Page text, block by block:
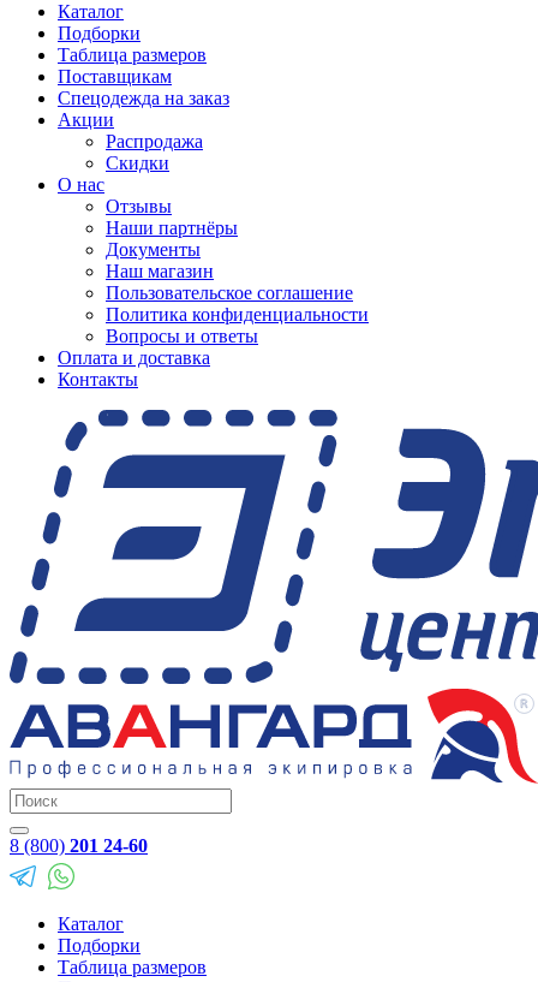
Каталог
Подборки
Таблица размеров
Поставщикам
Спецодежда на заказ
Акции
Распродажа
Скидки
О нас
Отзывы
Наши партнёры
Документы
Наш магазин
Пользовательское соглашение
Политика конфиденциальности
Вопросы и ответы
Оплата и доставка
Контакты
8 (800) 201 24-60
Каталог
Подборки
Таблица размеров